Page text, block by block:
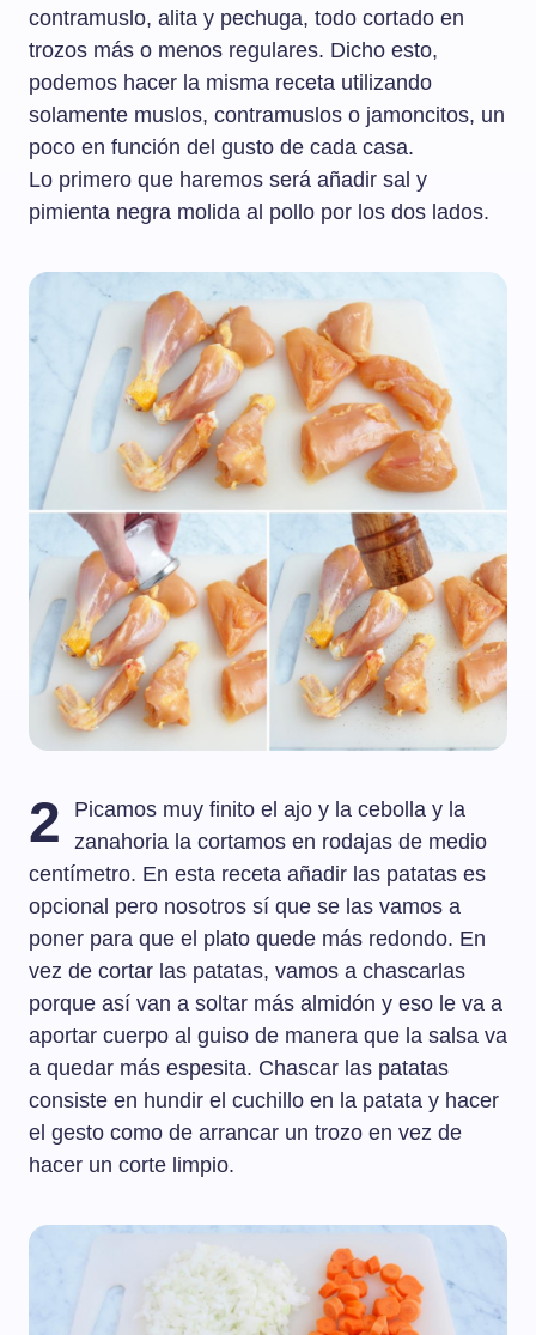
contramuslo, alita y pechuga, todo cortado en
trozos más o menos regulares. Dicho esto,
podemos hacer la misma receta utilizando
solamente muslos, contramuslos o jamoncitos, un
poco en función del gusto de cada casa.
Lo primero que haremos será añadir sal y
pimienta negra molida al pollo por los dos lados.
2
Picamos muy finito el ajo y la cebolla y la
zanahoria la cortamos en rodajas de medio
centímetro. En esta receta añadir las patatas es
opcional pero nosotros sí que se las vamos a
poner para que el plato quede más redondo. En
vez de cortar las patatas, vamos a chascarlas
porque así van a soltar más almidón y eso le va a
aportar cuerpo al guiso de manera que la salsa va
a quedar más espesita. Chascar las patatas
consiste en hundir el cuchillo en la patata y hacer
el gesto como de arrancar un trozo en vez de
hacer un corte limpio.